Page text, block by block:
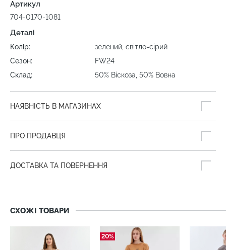
Артикул
704-0170-1081
Деталі
Колір:
зелений, світло-сірий
Сезон:
FW24
Склад:
50% Віскоза, 50% Вовна
НАЯВНІСТЬ В МАГАЗИНАХ
ПРО ПРОДАВЦЯ
ДОСТАВКА ТА ПОВЕРНЕННЯ
СХОЖІ ТОВАРИ
20%